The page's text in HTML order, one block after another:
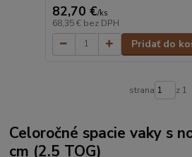
82,70 €/ks
68,35 € bez DPH
Pridať do
strana z 1
Celoročné spacie vaky s
cm (2.5 TOG)